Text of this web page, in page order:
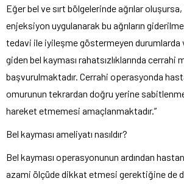
Eğer bel ve sırt bölgelerinde ağrılar
enjeksiyon uygulanarak bu ağrıların
tedavi ile iyileşme göstermeyen durumlarda
giden bel kayması rahatsızlıklarında cerrahi
başvurulmaktadır. Cerrahi operasyonda
omurunun tekrardan doğru yerine
hareket etmemesi amaçlanmaktadır.”
Bel kayması ameliyatı nasıldır?
Bel kayması operasyonunun ardından
azami ölçüde dikkat etmesi gerektiğine de